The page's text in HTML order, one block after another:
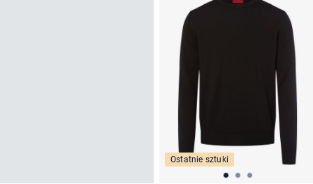
Ostatnie sztuki